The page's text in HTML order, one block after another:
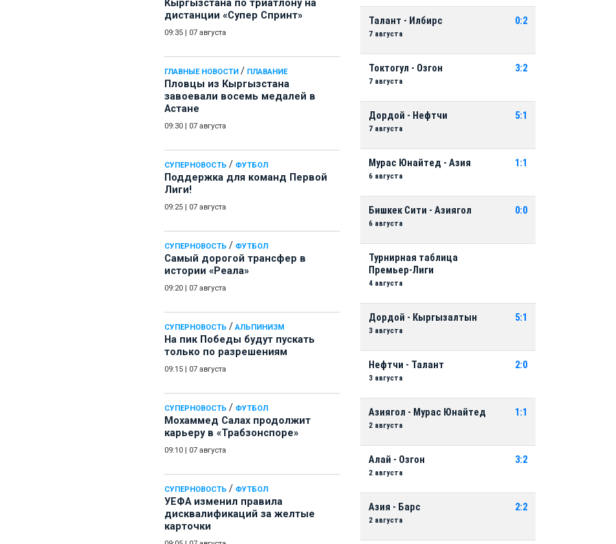
Кыргызстана по триатлону на
дистанции «Супер Спринт»
09:35 07 августа
ГЛАВНЫЕ НОВОСТИ / ПЛАВАНИЕ
Пловцы из Кыргызстана
завоевали восемь медалей в
Астане
09:30 07 августа
СУПЕРНОВОСТЬ / ФУТБОЛ
Поддержка для команд Первой
Лиги!
09:25 07 августа
СУПЕРНОВОСТЬ / ФУТБОЛ
Самый дорогой трансфер в
истории «Реала»
09:20 07 августа
СУПЕРНОВОСТЬ / АЛЬПИНИЗМ
На пик Победы будут пускать
только по разрешениям
09:15 07 августа
СУПЕРНОВОСТЬ / ФУТБОЛ
Мохаммед Салах продолжит
карьеру в «Трабзонспоре»
09:10 07 августа
СУПЕРНОВОСТЬ / ФУТБОЛ
УЕФА изменил правила
дисквалификаций за желтые
карточки
Талант - Илбирс
7 августа
0:2
Токтогул - Озгон
7 августа
3:2
Дордой - Нефтчи
7 августа
5:1
Мурас Юнайтед - Азия
6 августа
1:1
Бишкек Сити - Азиягол
6 августа
0:0
Турнирная таблица
Премьер-Лиги
4 августа
Дордой - Кыргызалтын
3 августа
5:1
Нефтчи - Талант
3 августа
2:0
Азиягол - Мурас Юнайтед
2 августа
1:1
Алай - Озгон
2 августа
3:2
Азия - Барс
2 августа
2:2